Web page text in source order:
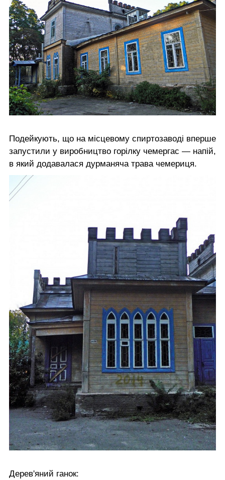
Подейкують, що на місцевому спиртозаводі вперше
запустили у виробництво горілку чемергас — напій,
в який додавалася дурманяча трава чемериця.
Дерев'яний ганок: